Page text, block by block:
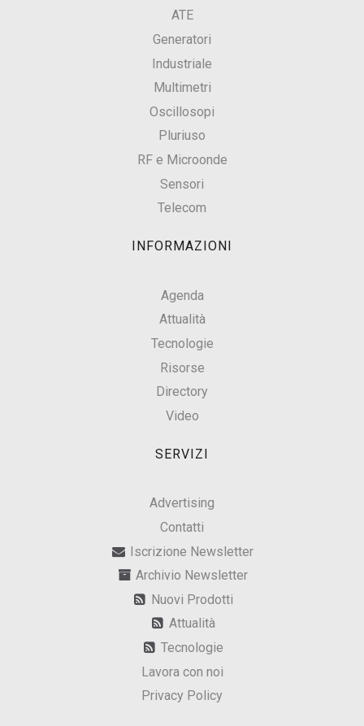
ATE
Generatori
Industriale
Multimetri
Oscillosopi
Pluriuso
RF e Microonde
Sensori
Telecom
INFORMAZIONI
Agenda
Attualità
Tecnologie
Risorse
Directory
Video
SERVIZI
Advertising
Contatti
Iscrizione Newsletter
Archivio Newsletter
Nuovi Prodotti
Attualità
Tecnologie
Lavora con noi
Privacy Policy